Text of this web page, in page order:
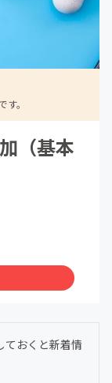
。
（基本
ておくと新着情